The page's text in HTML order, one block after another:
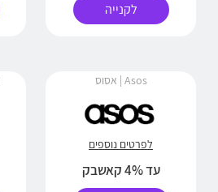
לקנייה
Asos | אסוס
לפרטים נוספים
עד 4% קאשבק